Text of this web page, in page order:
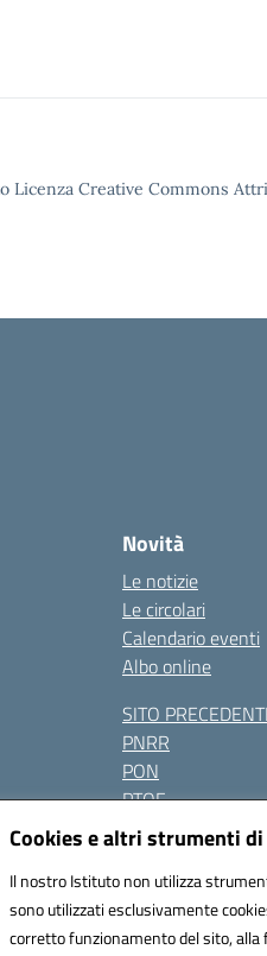
Cookies e altri strumenti
Il nostro Istituto non utilizza
sono utilizzati esclusivamente
corretto funzionamento del sito, alla
Licenza Creative Commons
Novità
Le notizie
Le circolari
Calendario eventi
Albo online
SITO
PNRR
PON
PTOF
Contatti
Seguici